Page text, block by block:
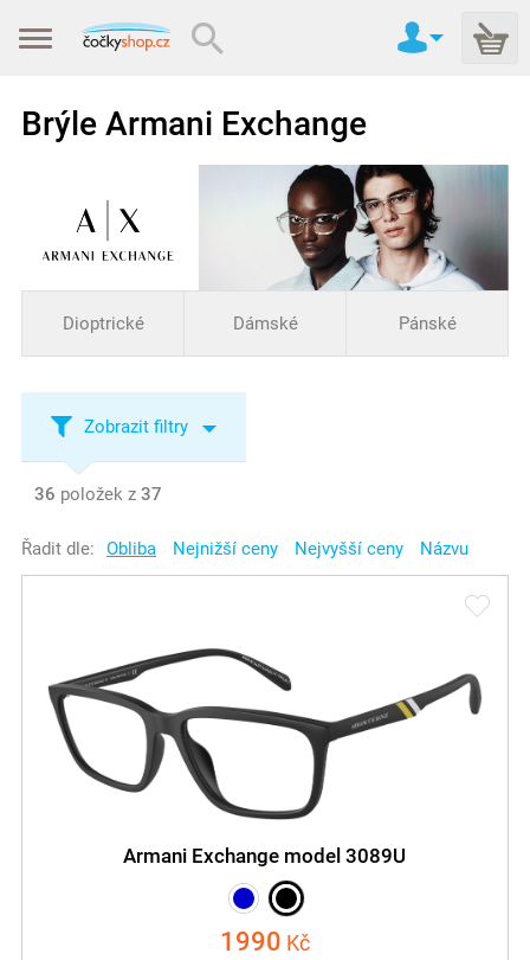
Brýle Armani Exchange
Dioptrické Dámské Pánské
Zobrazit filtry
36 položek z 37
Řadit dle: Obliba Nejnižší ceny Nejvyšší ceny Názvu
Armani Exchange model 3089U
1990 Kč